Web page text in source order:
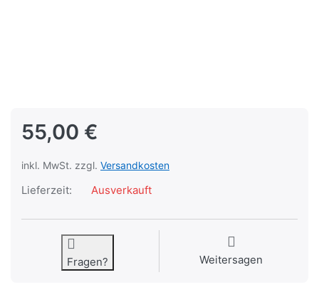
55,00 €
inkl. MwSt. zzgl. Versandkosten
Lieferzeit: Ausverkauft
Fragen? Weitersagen